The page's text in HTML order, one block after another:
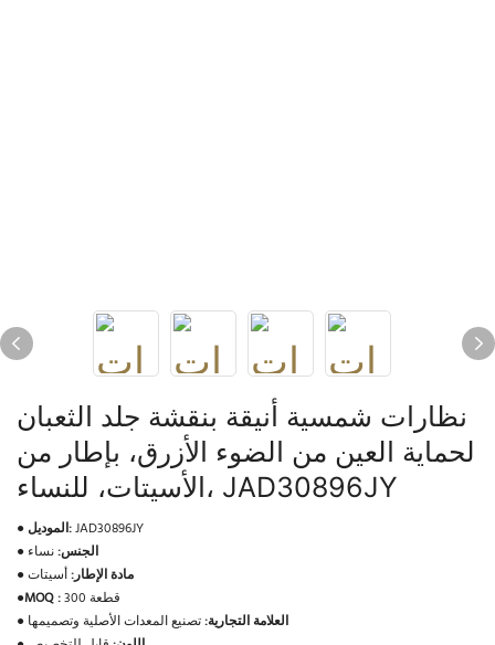
نظارات شمسية أنيقة بنقشة جلد الثعبان
لحماية العين من الضوء الأزرق، بإطار من
الأسيتات، للنساء، JAD30896JY
● الموديل:JAD30896JY
●
الجنس:نساء
●
مادة الإطار:أسيتات
●MOQ :
300 قطعة
●
العلامة التجارية:تصنيع المعدات الأصلية وتصميمها